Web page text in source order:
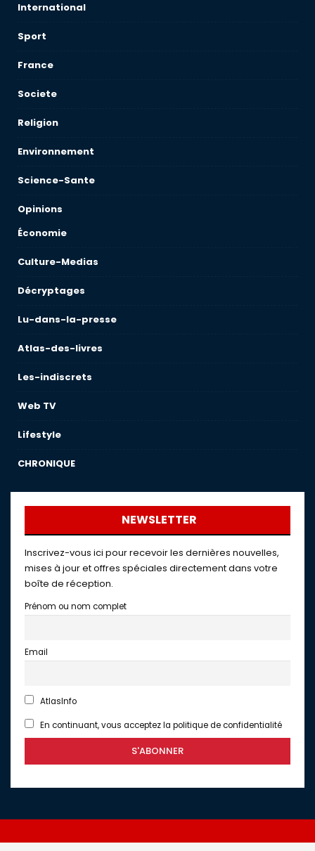
International
Sport
France
Societe
Religion
Environnement
Science-Sante
Opinions
Économie
Culture-Medias
Décryptages
Lu-dans-la-presse
Atlas-des-livres
Les-indiscrets
Web TV
Lifestyle
CHRONIQUE
NEWSLETTER
Inscrivez-vous ici pour recevoir les dernières nouvelles,
mises à jour et offres spéciales directement dans votre
boîte de réception.
Prénom ou nom complet
Email
AtlasInfo
En continuant, vous acceptez la politique de confidentialité